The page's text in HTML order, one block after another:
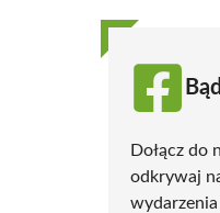
Dołącz do
odkrywaj